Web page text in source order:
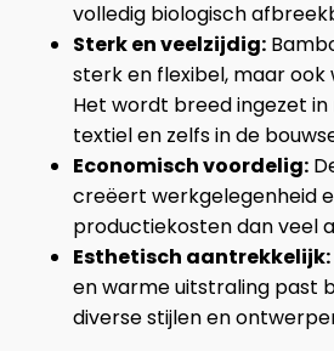
volledig biologisch
Sterk en veelzijdig:
sterk en flexibel, maar
Het wordt breed ingezet in
textiel en zelfs in de
Economisch voordelig:
creëert werkgelegenheid
productiekosten dan veel
Esthetisch aantrekkelijk:
en warme uitstraling past
diverse stijlen en